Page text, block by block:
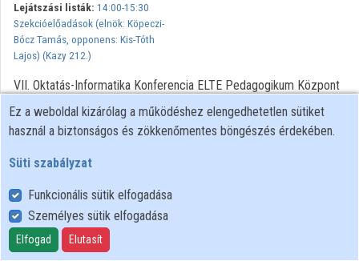
Lejátszási listák: 14:00-15:30
Szekcióelőadások (elnök: Köpeczi-
Bócz Tamás, opponens: Kis-Tóth
Lajos) (Kazy 212.)
VII. Oktatás-Informatika Konferencia ELTE Pedagogikum Központ
- ELTE Pedagógiai és Pszichológiai Kar 2015. május 15-16.
Felhasználói szabályzat
Adatkezelési tájékoztató
Süti szabályzat
Ez a weboldal kizárólag a működéshez elengedhetetlen sütiket
használ a biztonságos és zökkenőmentes böngészés érdekében.
Süti szabályzat
Funkcionális sütik elfogadása
Személyes sütik elfogadása
Elfogad Elutasít